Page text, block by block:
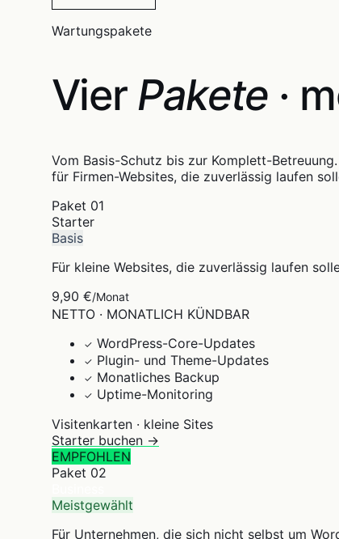
Wartungspakete
Vier Pakete ·
Vom Basis-Schutz bis zur Komplett-
für Firmen-Websites, die zuverlässig laufen
Paket 01
Starter
Basis
Für kleine Websites, die zuverlässig laufen
9,90 €/Monat
NETTO · MONATLICH KÜNDBAR
✓ WordPress-Core-Updates
✓ Plugin- und Theme-Updates
✓ Monatliches Backup
✓ Uptime-Monitoring
Visitenkarten · kleine Sites
Starter buchen →
EMPFOHLEN
Paket 02
Meistgewählt
Für Unternehmen, die sich nicht selbst um